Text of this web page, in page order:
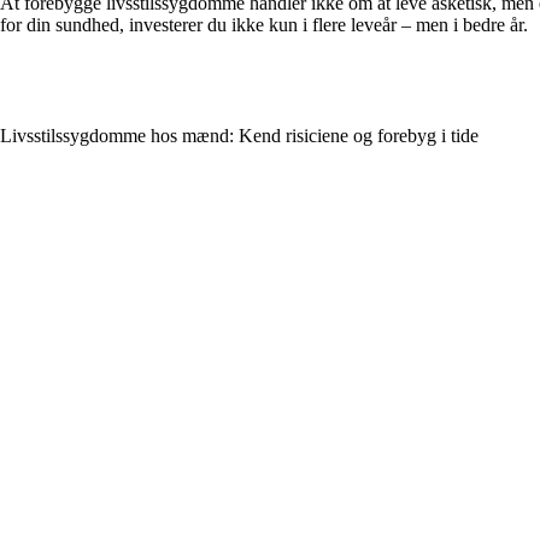
for din sundhed, investerer du ikke kun i flere leveår – men i bedre år.
Livsstilssygdomme hos mænd: Kend risiciene og forebyg i tide